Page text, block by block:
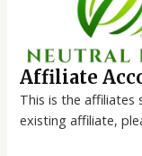
Affiliate
This is the affiliates
existing affiliate,